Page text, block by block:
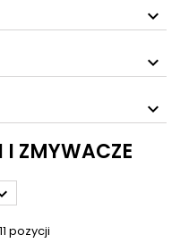
I ZMYWACZE
pozycji